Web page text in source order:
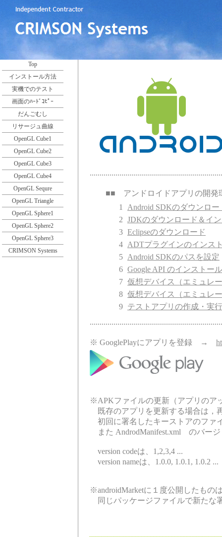
■■ アンドロイドアプリの
1
Android SDKのダウンロー
2 JDKのダウンロード＆イ
3 Eclipseのダウンロード
4 ADTプラグインのインス
5 Android SDKのパスを設定
6 Google API のインストール
7 仮想デバイス（エミュレ
8 仮想デバイス（エミュレ
9 テストアプリの作成・実行
※ GooglePlayにアプリを登録 →
※APKファイルの更新（アプリのア
既存のアプリを更新する場合は，
初回に署名したキーストアのファ
また AndrodManifest.xml のバー
version codeは、1,2,3,4 ...
version nameは、1.0.0, 1.0.1, 1.0.2
※androidMarketに１度公開したもの
同じパッケージファイルで新たな
Top
インストール方法
実機でのテスト
画面のﾊｰﾄﾞｺﾋﾟｰ
だんごむし
リサージュ曲線
OpenGL Cube1
OpenGL Cube2
OpenGL Cube3
OpenGL Cube4
OpenGL Sequre
OpenGL Triangle
OpenGL Sphere1
OpenGL Sphere2
OpenGL Sphere3
CRIMSON Systems